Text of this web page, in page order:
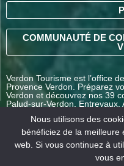
COMMUNAUTÉ DE
Verdon Tourisme est l’office
Provence Verdon. Préparez
Verdon et découvrez nos 39
Palud-sur-Verdon,
Nous utilisons des
bénéficiez de la meilleure
web. Si vous continuez à
vous